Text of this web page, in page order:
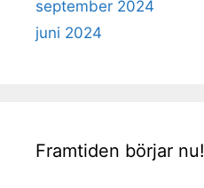
september 2024
juni 2024
Framtiden börjar nu!